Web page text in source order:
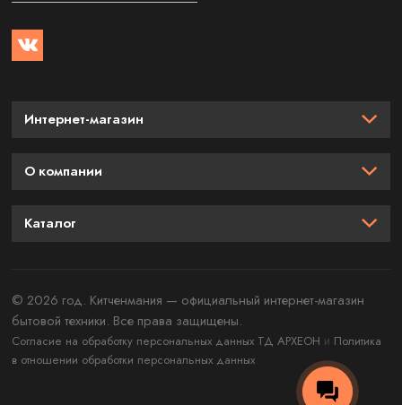
Интернет-магазин
О компании
Каталог
© 2026 год. Китченмания — официальный интернет-магазин
бытовой техники. Все права защищены.
Согласие на обработку персональных данных ТД АРХЕОН и Политика
в отношении обработки персональных данных